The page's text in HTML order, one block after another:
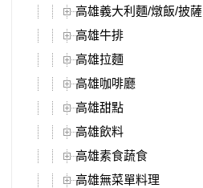
高雄義大利麵/燉飯/披薩
高雄牛排
高雄拉麵
高雄咖啡廳
高雄甜點
高雄飲料
高雄素食蔬食
高雄無菜單料理